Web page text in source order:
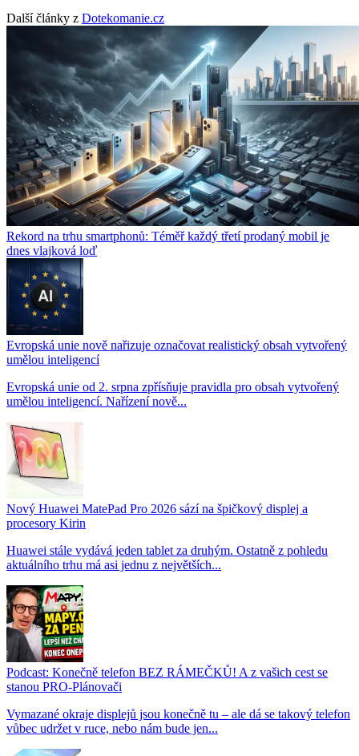
Další články z Dotekomanie.cz
Rekord na trhu smartphonů: Téměř každý třetí prodaný mobil je
dnes vlajková loď
Evropská unie nově nařizuje označovat realistický obsah vytvořený
umělou inteligencí
Evropská unie od 2. srpna zpřísňuje pravidla pro obsah vytvořený
umělou inteligencí. Nařízení nově...
Nový Huawei MatePad Pro 2026 sází na špičkový displej a
procesory Kirin
Huawei stále vydává jeden tablet za druhým. Ostatně z pohledu
aktuálního trhu má asi jednu z největších...
Podcast: Konečně telefon BEZ RÁMEČKŮ! A z vašich cest se
stanou PRO-Plánovači
Vymazané okraje displejů jsou konečně tu – ale dá se takový telefon
vůbec udržet v ruce, nebo nám bude jen...